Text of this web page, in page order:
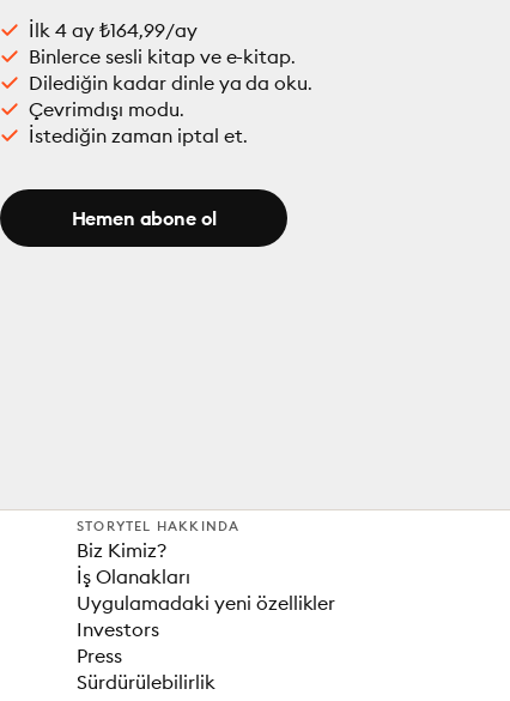
İlk 4 ay ₺164,99/ay
Binlerce sesli kitap ve e-kitap.
Dilediğin kadar dinle ya da oku.
Çevrimdışı modu.
İstediğin zaman iptal et.
Hemen abone ol
STORYTEL HAKKINDA
Biz Kimiz?
İş Olanakları
Uygulamadaki yeni özellikler
Investors
Press
Sürdürülebilirlik